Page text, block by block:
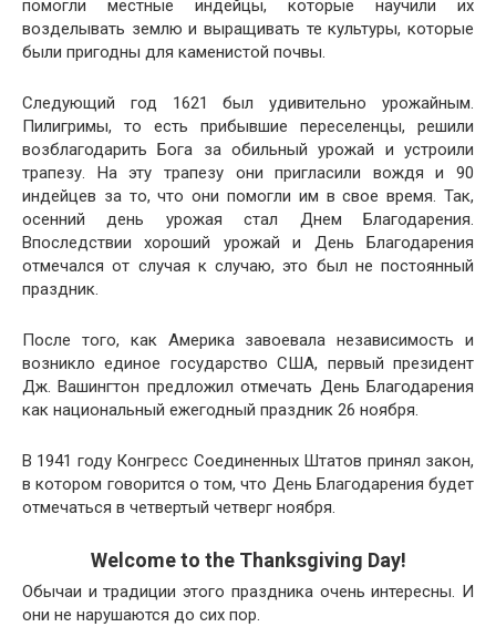
помогли местные индейцы, которые научили их
возделывать землю и выращивать те культуры, которые
были пригодны для каменистой почвы.
Следующий год 1621 был удивительно урожайным.
Пилигримы, то есть прибывшие переселенцы, решили
возблагодарить Бога за обильный урожай и устроили
трапезу. На эту трапезу они пригласили вождя и 90
индейцев за то, что они помогли им в свое время. Так,
осенний день урожая стал Днем Благодарения.
Впоследствии хороший урожай и День Благодарения
отмечался от случая к случаю, это был не постоянный
праздник.
После того, как Америка завоевала независимость и
возникло единое государство США, первый президент
Дж. Вашингтон предложил отмечать День Благодарения
как национальный ежегодный праздник 26 ноября.
В 1941 году Конгресс Соединенных Штатов принял закон,
в котором говорится о том, что День Благодарения будет
отмечаться в четвертый четверг ноября.
Welcome to the Thanksgiving Day!
Обычаи и традиции этого праздника очень интересны. И
они не нарушаются до сих пор.